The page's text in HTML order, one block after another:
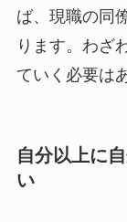
ば、現職の同
ります。わざ
ていく必要は
自分以上に
い